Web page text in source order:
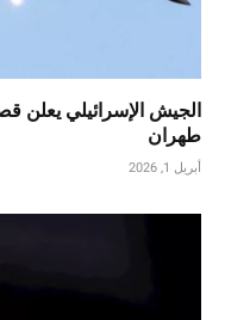
الجيش الإسرائيلي
طهران
أبريل 1, 2026